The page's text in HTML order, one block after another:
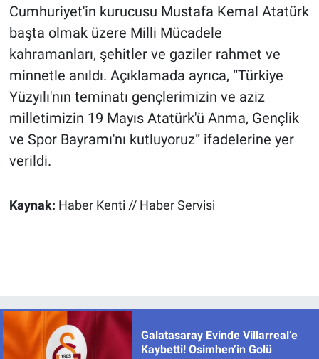
Cumhuriyet'in kurucusu Mustafa Kemal Atatürk
başta olmak üzere Milli Mücadele
kahramanları, şehitler ve gaziler rahmet ve
minnetle anıldı. Açıklamada ayrıca, “Türkiye
Yüzyılı'nın teminatı gençlerimizin ve aziz
milletimizin 19 Mayıs Atatürk'ü Anma, Gençlik
ve Spor Bayramı'nı kutluyoruz” ifadelerine yer
verildi.
Kaynak: Haber Kenti // Haber Servisi
Galatasaray Evinde Villarreal’e
Kaybetti! Osimhen’in Golü